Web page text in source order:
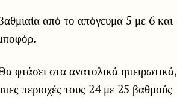
από το απόγευμα 5 με 6 και
φτάσει στα ανατολικά ηπειρωτικά,
περιοχές τους 24 με 25 βαθμούς